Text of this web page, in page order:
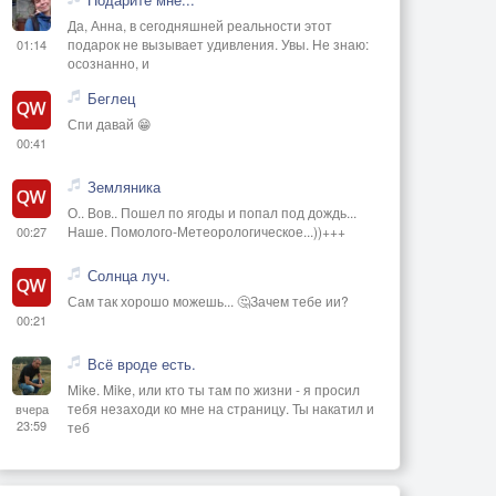
01:14
Да, Анна, в сегодняшней реальности этот
подарок не вызывает удивления. Увы. Не знаю:
осознанно, и
00:41
Беглец
Спи давай 😁
00:27
Земляника
О.. Вов.. Пошел по ягоды и попал под дождь...
Наше. Помолого-Метеорологическое...))+++
00:21
Солнца луч.
Сам так хорошо можешь... 🤔Зачем тебе ии?
вчера
23:59
Всё вроде есть.
Mike. Mike, или кто ты там по жизни - я просил
тебя незаходи ко мне на страницу. Ты накатил и
теб